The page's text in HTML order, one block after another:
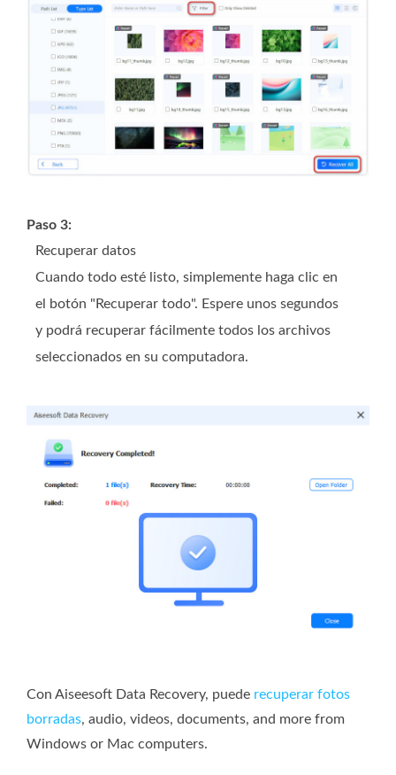
Paso 3:
Recuperar datos
Cuando todo esté listo, simplemente haga clic en
el botón "Recuperar todo". Espere unos segundos
y podrá recuperar fácilmente todos los archivos
seleccionados en su computadora.
Con Aiseesoft Data Recovery, puede recuperar fotos
borradas, audio, videos, documents, and more from
Windows or Mac computers.